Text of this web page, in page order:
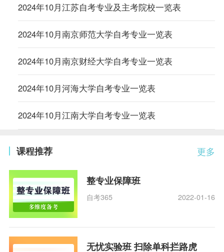
2024年10月江苏自考专业及主考院校一览表
2024年10月南京师范大学自考专业一览表
2024年10月南京财经大学自考专业一览表
2024年10月河海大学自考专业一览表
2024年10月江南大学自考专业一览表
更多
课程推荐
整专业保障班
自考365 2022-01-16
无忧实验班 扫除单科拦路虎